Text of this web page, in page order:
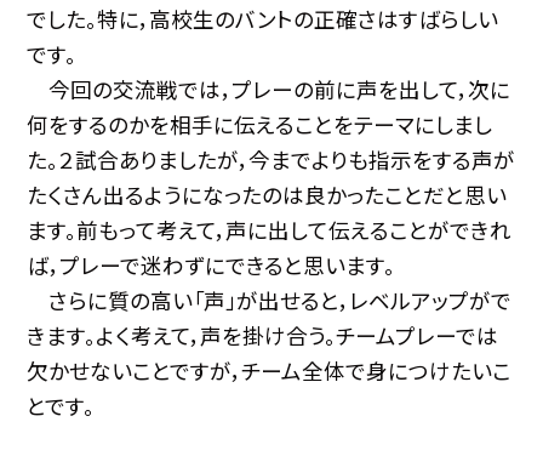
でした。特に，高校生のバントの正確さはすばらしい
です。
今回の交流戦では，プレーの前に声を出して，次に
何をするのかを相手に伝えることをテーマにしまし
た。２試合ありましたが，今までよりも指示をする声が
たくさん出るようになったのは良かったことだと思い
ます。前もって考えて，声に出して伝えることができれ
ば，プレーで迷わずにできると思います。
さらに質の高い「声」が出せると，レベルアップがで
きます。よく考えて，声を掛け合う。チームプレーでは
欠かせないことですが，チーム全体で身につけたいこ
とです。